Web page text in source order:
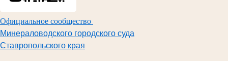
Официальное сообщество
Минераловодского городского суда
Ставропольского края